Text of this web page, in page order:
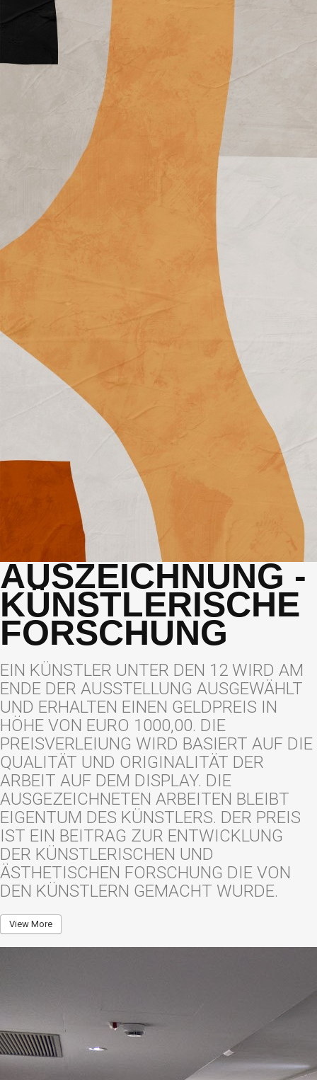
AUSZEICHNUNG -
KÜNSTLERISCHE
FORSCHUNG
EIN KÜNSTLER UNTER DEN 12 WIRD AM
ENDE DER AUSSTELLUNG AUSGEWÄHLT
UND ERHALTEN EINEN GELDPREIS IN
HÖHE VON EURO 1000,00. DIE
PREISVERLEIUNG WIRD BASIERT AUF DIE
QUALITÄT UND ORIGINALITÄT DER
ARBEIT AUF DEM DISPLAY. DIE
AUSGEZEICHNETEN ARBEITEN BLEIBT
EIGENTUM DES KÜNSTLERS. DER PREIS
IST EIN BEITRAG ZUR ENTWICKLUNG
DER KÜNSTLERISCHEN UND
ÄSTHETISCHEN FORSCHUNG DIE VON
DEN KÜNSTLERN GEMACHT WURDE.
View More